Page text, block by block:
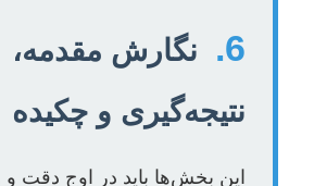
6.
نگارش مقدمه،
نتیجه‌گیری و چکیده
این بخش‌ها باید در اوج دقت